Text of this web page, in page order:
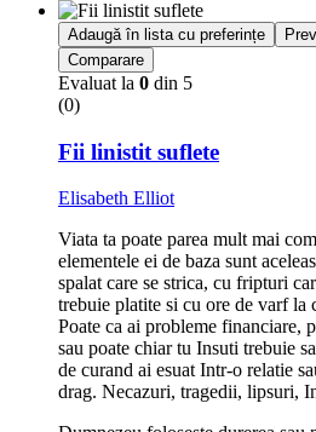
Adaugă în lista cu preferințe
Comparare
Evaluat la 0 din 5
(0)
Fii linistit suflete
Elisabeth Elliot
Viata ta poate parea mult mai
elementele ei de baza sunt
spalat care se strica, cu fripturi
trebuie platite si cu ore de varf la
Poate ca ai probleme financiare,
sau poate chiar tu Insuti trebuie
de curand ai esuat Intr-o relatie
drag. Necazuri, tragedii, lipsuri,